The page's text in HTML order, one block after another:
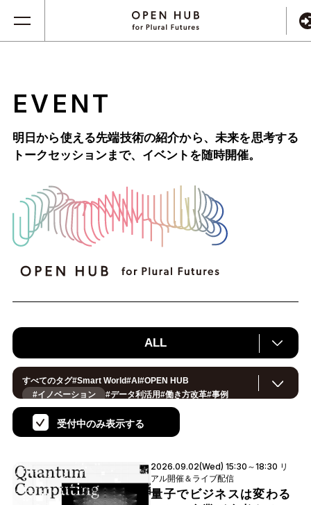
EVENT
明日から使える先端技術の紹介から、未来を思考する
トークセッションまで、 イベントを随時開催。
ALL
すべてのタグ#Smart World#AI#OPEN HUB
#イノベーション
#データ利活用#働き方改革#事例
#サステナブル#CX/顧客体験#セキュリティ
環境・エネルギー#IoT#メタバース
地方創生 #製造 小売・流通# ロボティクス
# スマートインダストリー 音声#教育#公共
#サプライチェーン
受付中のみ表示する
2026.09.02(Wed) 15:30～18:30 リ
アル開催＆ライブ配信
量子でビジネスは変わる